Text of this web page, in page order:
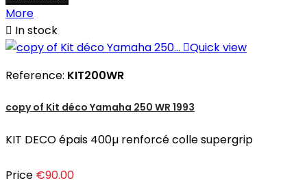
More
 In stock
Quick view
Reference: KIT200WR
copy of Kit déco Yamaha 250 WR 1993
KIT DECO épais 400µ renforcé colle supergrip
Price €90.00